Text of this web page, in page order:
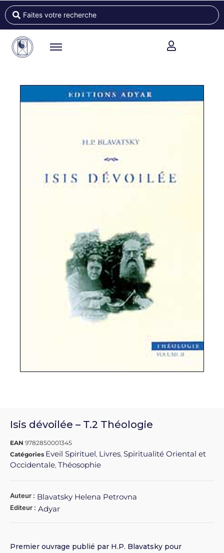
Isis dévoilée – T.2 Théologie
EAN 9782850001345
Catégories Eveil Spirituel, Livres, Spiritualité Oriental et
Occidentale, Théosophie
Auteur : Blavatsky Helena Petrovna
Editeur : Adyar
Premier ouvrage publié par H.P. Blavatsky pour